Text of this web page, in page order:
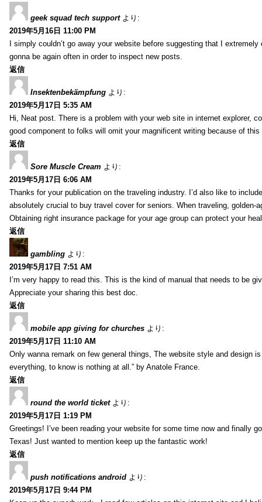
geek squad tech support より:
2019年5月16日 11:00 PM
I simply couldn’t go away your website before suggesting that I
gonna be again often in order to inspect new posts.
返信
Insektenbekämpfung より:
2019年5月17日 5:35 AM
Hi, Neat post. There is a problem with your web site in internet explorer,
good component to folks will omit your magnificent writing because of this
返信
Sore Muscle Cream より:
2019年5月17日 6:06 AM
Thanks for your publication on the traveling industry. I’d also like to
absolutely crucial to buy travel cover for seniors. When traveling, golden-
Obtaining right insurance package for your age group can protect your
返信
gambling より:
2019年5月17日 7:51 AM
I’m very happy to read this. This is the kind of manual that needs to be
Appreciate your sharing this best doc.
返信
mobile app giving for churches より:
2019年5月17日 11:10 AM
Only wanna remark on few general things, The website style and design
everything, to know is nothing at all.” by Anatole France.
返信
round the world ticket より:
2019年5月17日 1:19 PM
Greetings! I’ve been reading your website for some time now and finally
Texas! Just wanted to mention keep up the fantastic work!
返信
push notifications android より:
2019年5月17日 9:44 PM